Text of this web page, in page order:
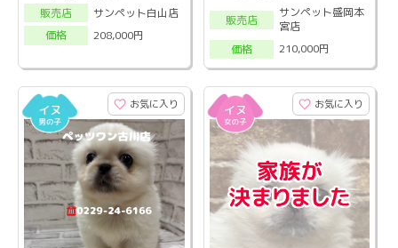
販売店
サンペット白山店
価格
208,000円
販売店
サンペット盛岡本
宮店
価格
210,000円
お気に入り お気に入り